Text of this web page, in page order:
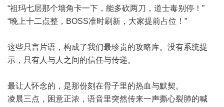
“祖玛七层那个墙角卡一下，能多砍两刀，道士毒别停！”
“晚上十二点整，BOSS准时刷新，大家提前占位！”
这些只言片语，构成了我们最珍贵的攻略库。没有系统提
示，只有人与人之间的信任与传递。
最让人怀念的，是那份刻在骨子里的热血与默契。
凌晨三点，困意正浓，语音里突然传来一声撕心裂肺的喊